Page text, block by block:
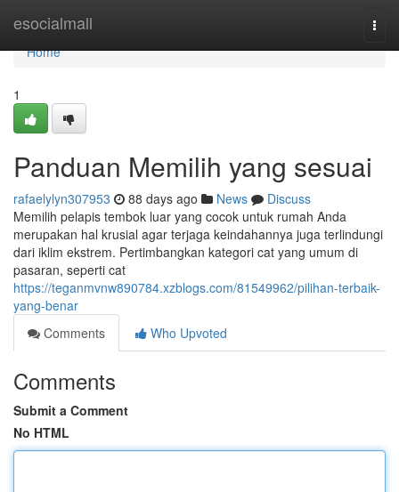
esocialmall
Home
Home
1
Panduan Memilih yang sesuai
rafaelylyn307953 88 days ago News
Discuss
Memilih pelapis tembok luar yang cocok untuk rumah Anda
merupakan hal krusial agar terjaga keindahannya juga terlindungi
dari iklim ekstrem. Pertimbangkan kategori cat yang umum di
pasaran, seperti cat
https://teganmvnw890784.xzblogs.com/81549962/pilihan-terbaik-
yang-benar
Comments
Who Upvoted
Comments
Submit a Comment
No HTML